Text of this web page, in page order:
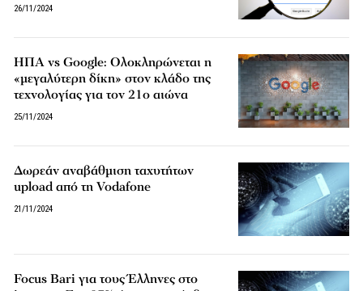
26/11/2024
ΗΠΑ vs Google: Ολοκληρώνεται η
«μεγαλύτερη δίκη» στον κλάδο της
τεχνολογίας για τον 21ο αιώνα
25/11/2024
Δωρεάν αναβάθμιση ταχυτήτων
upload από τη Vodafone
21/11/2024
Focus Bari για τους Έλληνες στο